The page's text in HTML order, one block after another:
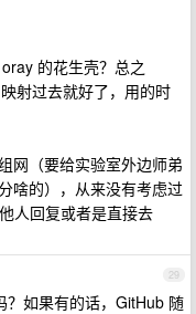
的花生壳？总之
射过去就好了，用的时
网（要给实验室外边师弟
啥的），从来没有考虑过
人回复或者是直接去
29
？如果有的话，GitHub 随